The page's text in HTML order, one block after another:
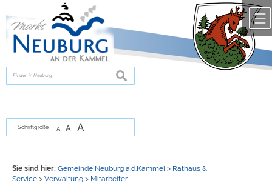
zur Navigationoder
springen.
suchen
Schriftgröße A A A
Sie sind hier: Gemeinde Neuburg a.d.Kammel > Rathaus &
Service> Verwaltung> Mitarbeiter